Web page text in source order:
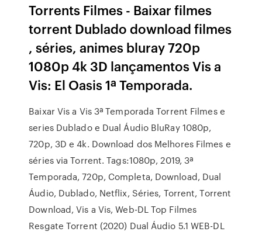
Torrents Filmes - Baixar filmes
torrent Dublado download filmes
, séries, animes bluray 720p
1080p 4k 3D lançamentos Vis a
Vis: El Oasis 1ª Temporada.
Baixar Vis a Vis 3ª Temporada Torrent Filmes e
series Dublado e Dual Áudio BluRay 1080p,
720p, 3D e 4k. Download dos Melhores Filmes e
séries via Torrent. Tags:1080p, 2019, 3ª
Temporada, 720p, Completa, Download, Dual
Áudio, Dublado, Netflix, Séries, Torrent, Torrent
Download, Vis a Vis, Web-DL Top Filmes
Resgate Torrent (2020) Dual Áudio 5.1 WEB-DL